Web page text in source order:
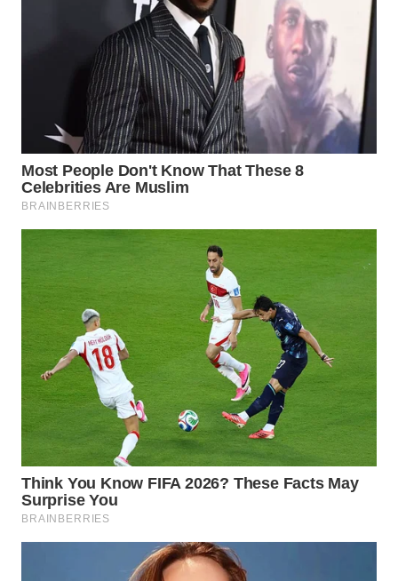
SUKABUMI
WN
PURWAKARTA
WN
PRIANGAN
SEMARANG
WN
SOLO
WN
BOROBUDUR
WN
MADURA